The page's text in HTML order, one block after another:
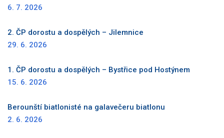
6. 7. 2026
2. ČP dorostu a dospělých – Jilemnice
29. 6. 2026
1. ČP dorostu a dospělých – Bystřice pod Hostýnem
15. 6. 2026
Berounští biatlonisté na galavečeru biatlonu
2. 6. 2026